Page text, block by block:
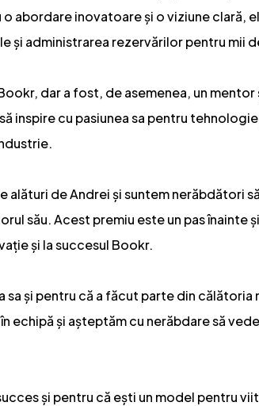
abordare inovatoare și o viziune clară,
și administrarea rezervărilor pentru mii
dar a fost, de asemenea, un
inspire cu pasiunea sa pentru
alături de Andrei și suntem nerăbdători
său. Acest premiu este un pas înainte
și la succesul Bookr.
sa și pentru că a făcut parte din călătoria
echipă și așteptăm cu nerăbdare să
și pentru că ești un model pentru